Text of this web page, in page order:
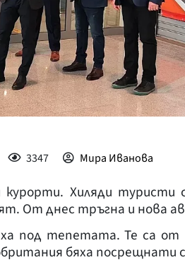
3347 Мира Иванова
Хиляди туристи
От днес тръгна и нова
под тепетата. Те са от
бяха посрещнати